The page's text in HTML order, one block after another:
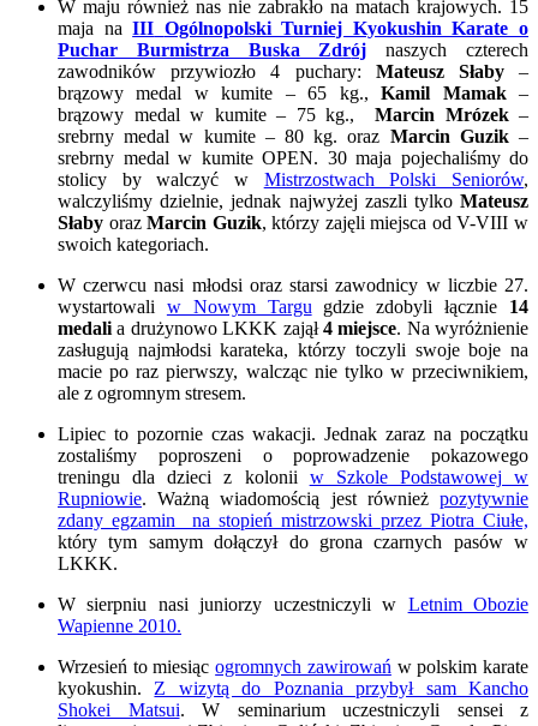
W maju również nas nie zabrakło na matach krajowych. 15
maja naIII Ogólnopolski Turniej Kyokushin Karate o
Puchar Burmistrza Buska Zdrój naszych czterech
zawodników przywiozło 4 puchary: Mateusz Słaby–
brązowy medal w kumite – 65 kg.,Kamil Mamak–
brązowy medal w kumite – 75 kg., Marcin Mrózek–
srebrny medal w kumite – 80 kg. oraz Marcin Guzik–
srebrny medal w kumite OPEN. 30 maja pojechaliśmy do
stolicy by walczyć w Mistrzostwach Polski Seniorów,
walczyliśmy dzielnie, jednak najwyżej zaszli tylko Mateusz
Słaby orazMarcin Guzik, którzy zajęli miejsca od V-VIII w
swoich kategoriach.
W czerwcu nasi młodsi oraz starsi zawodnicy w liczbie 27.
wystartowali w Nowym Targu gdzie zdobyli łącznie 14
medalia drużynowo LKKK zajął4 miejsce. Na wyróżnienie
zasługują najmłodsi karateka, którzy toczyli swoje boje na
macie po raz pierwszy, walcząc nie tylko w przeciwnikiem,
ale z ogromnym stresem.
Lipiec to pozornie czas wakacji. Jednak zaraz na początku
zostaliśmy poproszeni o poprowadzenie pokazowego
treningu dla dzieci z kolonii w Szkole Podstawowej w
Rupniowie. Ważną wiadomością jest również pozytywnie
zdany egzamin na stopień mistrzowski przez Piotra Ciułe,
który tym samym dołączył do grona czarnych pasów w
LKKK.
W sierpniu nasi juniorzy uczestniczyli w Letnim Obozie
Wapienne 2010.
Wrzesień to miesiącogromnych zawirowań w polskim karate
kyokushin. Z wizytą do Poznania przybył sam Kancho
Shokei Matsui. W seminarium uczestniczyli sensei z